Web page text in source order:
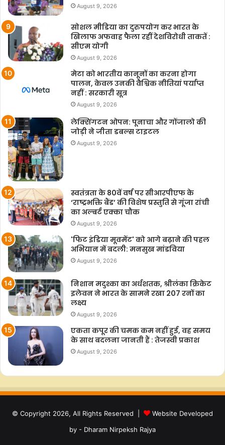
August 9, 2026
सोशल मीडिया का दुरुपयोग कर भारत के
खिलाफ अफवाह फैला रहीं देशविरोधी ताकतें :
सीएम योगी
August 9, 2026
मेटा को भारतीय कानूनों का करना होगा
पालन, केवल उनकी वैश्विक नीतियां पर्याप्त
नहीं : सरकारी सूत्र
August 9, 2026
लेक्सिंगटन ओपन: पूनाचा और गोंजालो की
जोड़ी ने जीता डबल्स टाइटल
August 9, 2026
स्वतंत्रता के 80वें वर्ष पर सीआरपीएफ के
‘राष्ट्रभक्ति बैंड’ की विशेष प्रस्तुति से गूंजा रांची
का अल्बर्ट एक्का चौक
August 9, 2026
'फिट इंडिया मूवमेंट' को आगे बढ़ाने की पहल
अभियान में बदली: मनसुख मांडविया
August 9, 2026
निशान मदुश्का का अर्धशतक, श्रीलंका क्रिकेट
इलेवन ने भारत के सामने रखा 207 रनों का
लक्ष्य
August 9, 2026
एकता कपूर की चमक कम नहीं हुई, वह समय
के साथ बदलना जानती हैं : तेजस्वी प्रकाश
August 9, 2026
© Copyright 2026, All Rights Reserved |
Website Developed
by - Dharam Nirpeksh Rajya